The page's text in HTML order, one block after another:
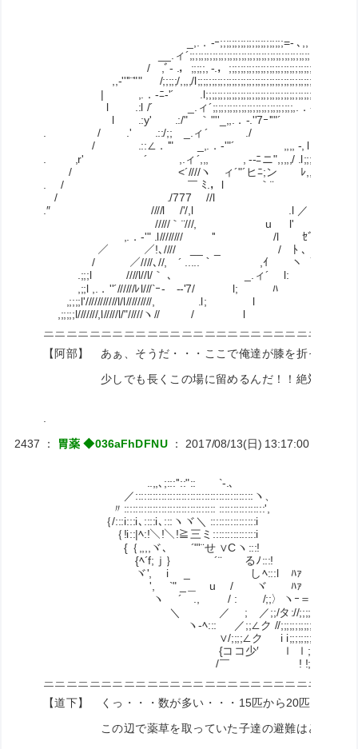
_,.．-ｰ;;;;;;;;;;;;;;;;;;;;;;=- ､,,
__.ィ´;;;;;;;;;;;;;;;;;;;;;;;;;;;;;;;;;;;;;;;;;;;;;;;｀ヽ
/ ,ﾞ- .，;;;;;, -.，;;;;;;;;;;;;;;;;;;;;;;;;;;;;;;;;;;ﾊ
,,‐''''¨"" /;;;;;/,,,,/l;;;;;;;;;;;;;;;;;;;;;;;;;;;;;;;;;;;;;;;;l
| ,.．-ﾆ-'´ .l;;;;;;;;;;;;;;;;;;;;;;;;;;;;;;;;;;;;;;;;;;l
l .:l /´ _.ィ´;;;;;;;;;;;;;;;;;;;;;;;;;;;;,.．-ｰ､;;l
l .:y' .:/" ｀"''_,,.．-.''7ｰ''"´ l;;;;!
. / .' .::/;; _.ィ´ ./ l;;;;l
/ .::∠．'" _,.．-'"´ ,,,, -, l;;;;l
. ,r' ´ ,.ィ´,,, , -‐ﾆニ",,,,,/ .l;;;, ､
/ <´////ヽ ィ´"´ヒﾆ;ン ﾚ,, l 【阿部：Bク
. / ￣ ﾐ.，l ｀¨ ﾘ" ,'
/ ./777 //l ﾚ ./
.″ ////l /'/,l .l ／
/////｀¨///, u l'
,.．-'" .l//////// '' /l ｾﾞｪ...ｾﾞｪ...
／ ／!､//// __ _ / ﾄ 、
/ ／////､//, ´ ..... ｀ ,ｲ ヽ ｀丶､
.;;;l ////l//l/｀ ､ _.ィ´ l: ヽ ｀
,;;l ,.．''´//////ﾚl///`ｰ- -‐'7/ l; ﾊ ﾄ 、
,;;;;l'///////////l/l/////////, .l; l ヽ ｀`
,;;;;;l///////,l/////l/"/////ヽ// / l ヽ
￣￣￣￣￣￣￣￣￣￣￣￣￣￣￣￣￣￣￣￣￣￣￣￣￣￣
【阿部】 あぁ、そうだ・・・ここで俺達が膝を折ったら
少しでも長くこの場に留めるんだ！！絶対に広げ
2437 ： 胃薬 ◆036aFhDFNU ： 2017/08/13(日) 13:17:00
..,,､;:::''::"::￣￣`-.､
／:::::::::::::::::::::::::::::::::::::::::ヽ、
〃:::::::::::::::::::::::::::::::: ::::::::::::::::',
｛/:::i:::i､::::i､:::ヽヾ＼ ::::::::::::::::i
｛!i::|ﾍ:!＼!＼!≧三ミ:::::::::::::::i
{｛,,,,ヾ､ ´"'¨せ ∨Cヽ:::! 【道下：Dクラス
{ﾍ´f;ｊ｝ ´¨ るﾉ:::!
ヾ', i _ しﾍ:::l ﾊｧ
', `" _＿ u / ヾ ﾊｧ
ヽ ´ ., / : /;;〉ヽｰ＝￢
＼ ／ ; ／;;/タ://;;;;;;;;;
ヽ-ﾍ::: ／;;∠ク //;;;;;;;;;;;;
∨/;;;;∠ク i i;;;;;;;;;;;;;;
{ココ少′ ｌ ｌ;;;;;;;;;;;;;;
/￣ ! !;;;;;;;;;;;;;
￣￣￣￣￣￣￣￣￣￣￣￣￣￣￣￣￣￣￣￣￣￣￣￣￣￣
【道下】 くっ・・・数が多い・・・15匹から20匹の群れ
この辺で薬草を取っていた子達の避難はどれ位掛か